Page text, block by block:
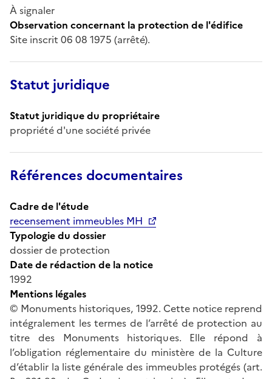
À signaler
Observation concernant la protection de l'édifice
Site inscrit 06 08 1975 (arrêté).
Statut juridique
Statut juridique du propriétaire
propriété d'une société privée
Références documentaires
Cadre de l'étude
recensement immeubles MH
Typologie du dossier
dossier de protection
Date de rédaction de la notice
1992
Mentions légales
© Monuments historiques, 1992. Cette notice reprend
intégralement les termes de l’arrêté de protection au
titre des Monuments historiques. Elle répond à
l’obligation réglementaire du ministère de la Culture
d’établir la liste générale des immeubles protégés (art.